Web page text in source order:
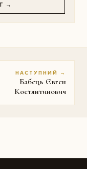
→
НАСТУПНИЙ →
Бабець Євген
Костянтинович